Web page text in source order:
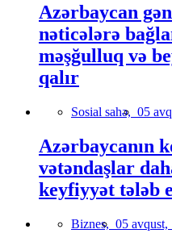
Azərbaycan
nəticələrə
məşğulluq və
qalır
Sosial sahə, 05
Azərbaycanın
vətəndaşlar
keyfiyyət tələb
Biznes, 05 avqust,